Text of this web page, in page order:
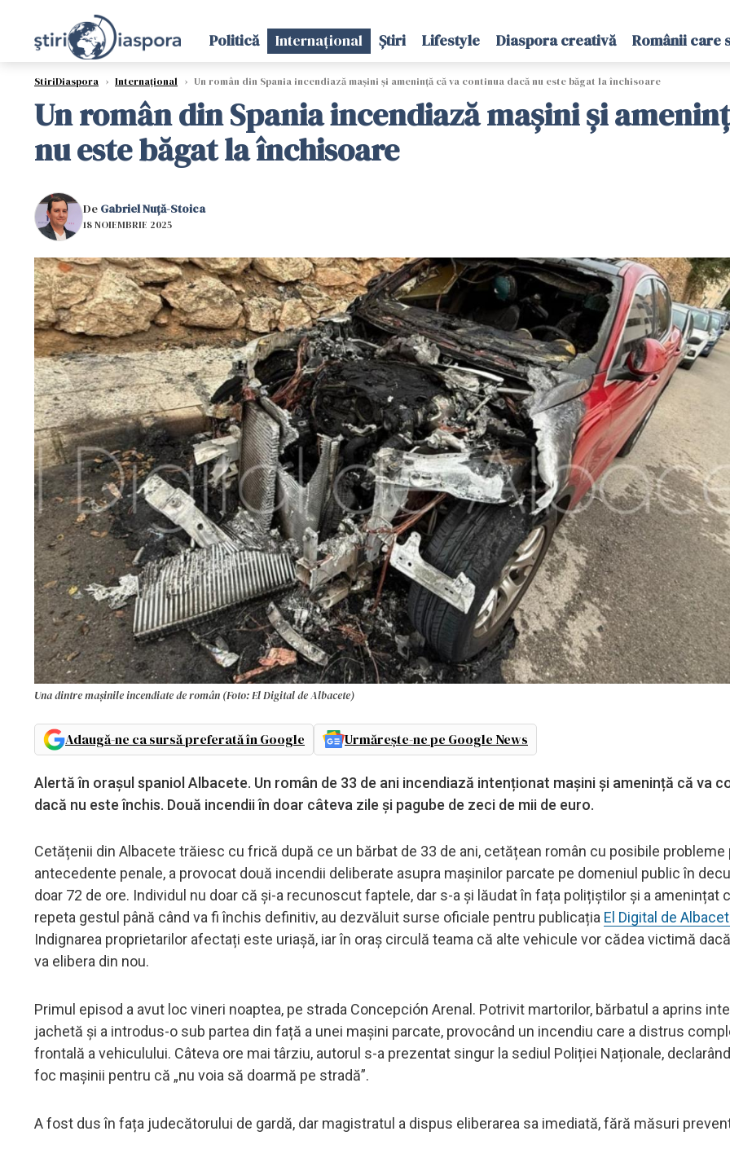
Politică Internațional Știri Lifestyle Diaspora creativă Românii care
StiriDiaspora › Internațional › Un român din Spania incendiază mașini și amenință că va continua dacă nu este băgat la închisoare
Un român din Spania incendiază mașini și
nu este băgat la închisoare
De Gabriel Nuță-Stoica
18 NOIEMBRIE 2025
Una dintre mașinile incendiate de român (Foto: El Digital de Albacete)
Adaugă-ne ca sursă preferată în Google Urmărește-ne pe Google News
Alertă în orașul spaniol Albacete. Un român de 33 de ani incendiază intenționat mașini și amenință că va
dacă nu este închis. Două incendii în doar câteva zile și pagube de zeci de mii de euro.
Cetățenii din Albacete trăiesc cu frică după ce un bărbat de 33 de ani, cetățean român cu posibile probleme
antecedente penale, a provocat două incendii deliberate asupra mașinilor parcate pe domeniul public în
doar 72 de ore. Individul nu doar că și-a recunoscut faptele, dar s-a și lăudat în fața polițiștilor și a amenințat
repeta gestul până când va fi închis definitiv, au dezvăluit surse oficiale pentru publicația El Digital de
Indignarea proprietarilor afectați este uriașă, iar în oraș circulă teama că alte vehicule vor cădea victimă
va elibera din nou.
Primul episod a avut loc vineri noaptea, pe strada Concepción Arenal. Potrivit martorilor, bărbatul a aprins
jachetă și a introdus-o sub partea din față a unei mașini parcate, provocând un incendiu care a distrus
frontală a vehiculului. Câteva ore mai târziu, autorul s-a prezentat singur la sediul Poliției Naționale,
foc mașinii pentru că „nu voia să doarmă pe stradă”.
A fost dus în fața judecătorului de gardă, dar magistratul a dispus eliberarea sa imediată, fără măsuri